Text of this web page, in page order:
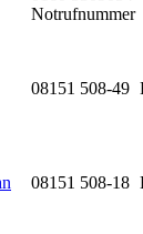
Notrufnummer
08151 508-49
08151 508-18